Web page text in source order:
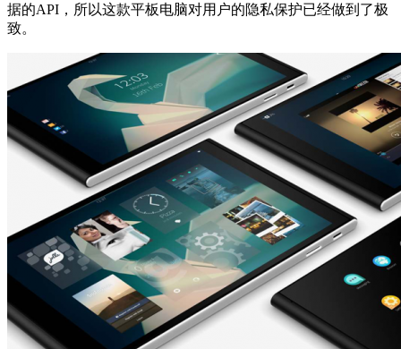
据的API，所以这款平板电脑对用户的隐私保护已经做到了极
致。